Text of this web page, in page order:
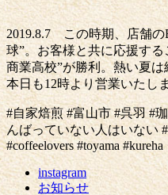
2019.8.7 この時期、店舗の
球”。お客様と共に応援す
商業高校”が勝利。熱い夏は
本日も12時より営業いたし
#自家焙煎 #富山市 #呉羽 #
んばっていない人はいない #
#coffeelovers #toyama #kureha
instagram
お知らせ